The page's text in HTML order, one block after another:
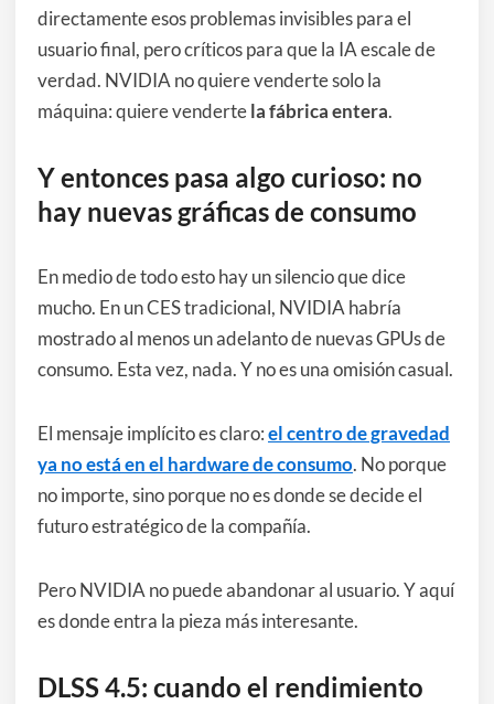
directamente esos problemas invisibles para el
usuario final, pero críticos para que la IA escale de
verdad. NVIDIA no quiere venderte solo la
máquina: quiere vendertela fábrica entera.
Y entonces pasa algo curioso: no
hay nuevas gráficas de consumo
En medio de todo esto hay un silencio que dice
mucho. En un CES tradicional, NVIDIA habría
mostrado al menos un adelanto de nuevas GPUs de
consumo. Esta vez, nada. Y no es una omisión casual.
El mensaje implícito es claro:el centro de gravedad
ya no está en el hardware de consumo. No porque
no importe, sino porque no es donde se decide el
futuro estratégico de la compañía.
Pero NVIDIA no puede abandonar al usuario. Y aquí
es donde entra la pieza más interesante.
DLSS 4.5: cuando el rendimiento